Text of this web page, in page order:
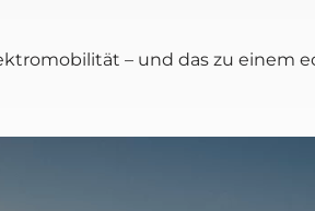
– und das zu einem